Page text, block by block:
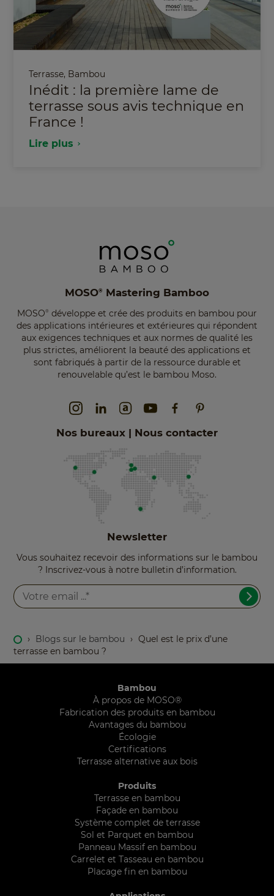
Terrasse, Bambou
Inédit : la première lame de
terrasse sous avis technique en
France !
Lire plus
MOSO® Mastering Bamboo
MOSO® développe et crée des produits en bambou pour
des applications intérieures et extérieures qui répondent
aux exigences techniques et aux normes de qualité les
plus strictes, améliorent la beauté des applications et
sont fabriqués à partir de la ressource durable et
renouvelable qu’est le bambou Moso.
Nos bureaux | Nous contacter
Newsletter
Vous souhaitez recevoir des informations sur le bambou
? Inscrivez-vous à notre bulletin d’information.
› Blogs sur le bambou › Quel est le prix d’une
terrasse en bambou ?
Bambou
À propos de MOSO®
Fabrication des produits en bambou
Avantages du bambou
Écologie
Certifications
Terrasse alternative aux bois
Produits
Terrasse en bambou
Façade en bambou
Système complet de terrasse
Sol et Parquet en bambou
Panneau Massif en bambou
Carrelet et Tasseau en bambou
Placage fin en bambou